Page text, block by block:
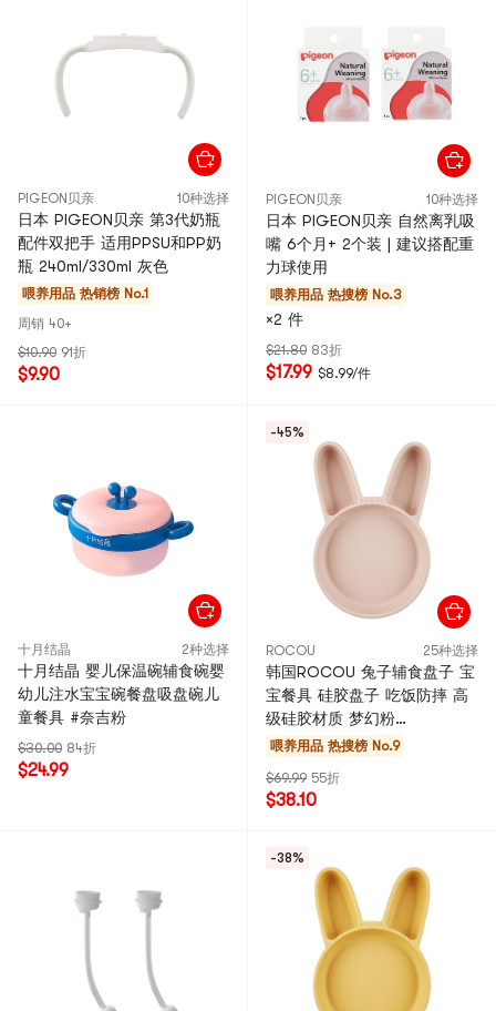
PIGEON贝亲 10种选择
日本 PIGEON贝亲 第3代奶瓶
配件双把手 适用PPSU和PP奶
瓶 240ml/330ml 灰色
喂养用品 热销榜 No.1
周销 40+
$10.90 91折
$9.90
PIGEON贝亲 10种选择
日本 PIGEON贝亲 自然离乳吸
嘴 6个月+ 2个装 | 建议搭配重
力球使用
喂养用品 热搜榜 No.3
×2 件
$21.80 83折
$17.99 $8.99/件
十月结晶 2种选择
十月结晶 婴儿保温碗辅食碗婴
幼儿注水宝宝碗餐盘吸盘碗儿
童餐具 #奈吉粉
$30.00 84折
$24.99
-45%
ROCOU 25种选择
韩国ROCOU 兔子辅食盘子 宝
宝餐具 硅胶盘子 吃饭防摔 高
级硅胶材质 梦幻粉
30.5*20*3.4cm
喂养用品 热搜榜 No.9
$69.99 55折
$38.10
-38%